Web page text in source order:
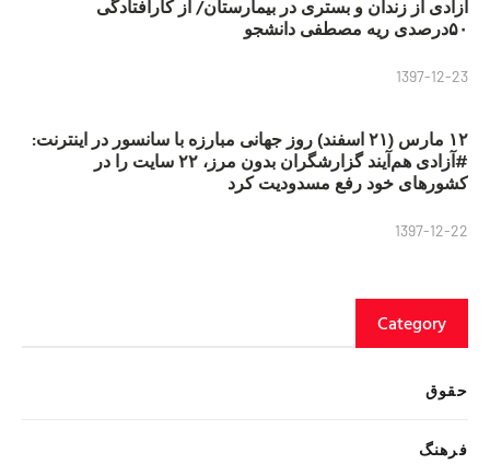
آزادی از زندان و بستری در بیمارستان/ از کارافتادگی
۵۰درصدی ریه مصطفی دانشجو
1397-12-23
۱۲ مارس (۲۱ اسفند) روز جهانی مبارزه با سانسور در اینترنت:
#آزادی هم‌آیند گزارشگران‌ بدون مرز، ۲۲ سایت را در
کشورهای خود رفع مسدودیت کرد
1397-12-22
Category
حقوق
فرهنگ